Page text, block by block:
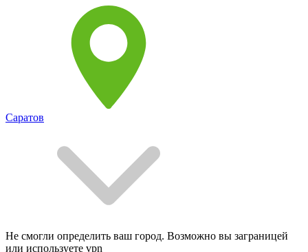
Саратов
Не смогли определить ваш город. Возможно вы заграницей
или используете vpn